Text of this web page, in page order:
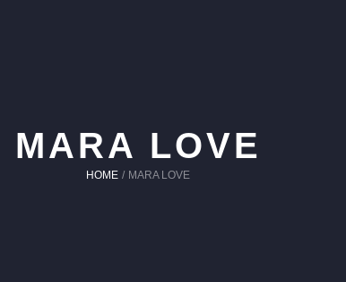
MARA LOVE
HOME / MARA LOVE